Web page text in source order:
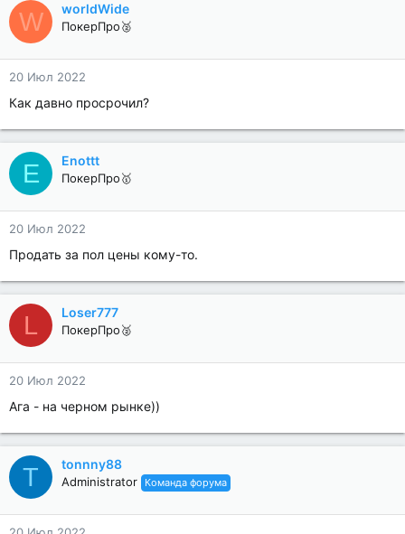
W worldWide
ПокерПро🥈
20 Июл 2022
Как давно просрочил?
E Enottt
ПокерПро🥇
20 Июл 2022
Продать за пол цены кому-то.
L Loser777
ПокерПро🥈
20 Июл 2022
Ага - на черном рынке))
T tonnny88
Administrator Команда форума